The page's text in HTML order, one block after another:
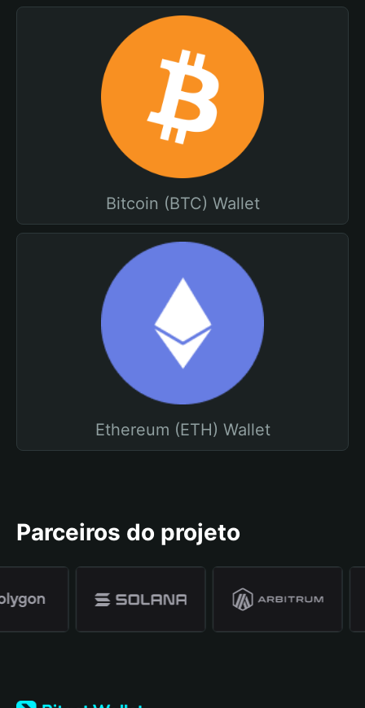
Bitcoin (BTC) Wallet
Ethereum (ETH) Wallet
Parceiros do projeto